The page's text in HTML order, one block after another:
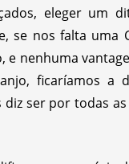
eleger um
se nos falta uma
nenhuma
ficaríamos a
ser por todas